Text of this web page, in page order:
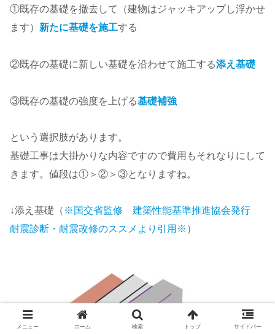
①既存の基礎を撤去して（建物はジャッキアップし浮かせ
ます） 新たに基礎を施工する
②既存の基礎に新しい基礎を沿わせて施工する添え基礎
③既存の基礎の強度を上げる基礎補強
という選択肢があります。
基礎工事は大掛かりな内容ですので費用もそれなりにして
きます。値段は①＞②＞③となりますね。
↓添え基礎（ ※国交省監修 建築性能基準推進協会発行
耐震診断・耐震改修のススメより引用 ※ ）
メニュー ホーム 検索 トップ サイドバー